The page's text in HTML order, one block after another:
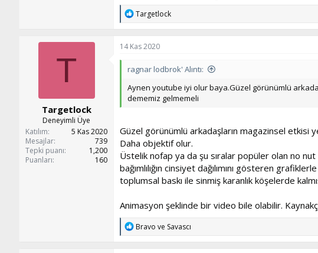
T
p
i
e
:
Targetlock
T
Targetlock
Deneyimli Üye
Katılım
5 Kas 2020
Mesajlar
739
Tepki puanı
1,200
Puanları
160
14 Kas 2020
ragnar lodbrok' Alıntı:
Aynen youtube iyi olur baya.Güzel görünümlü
dememiz gelmemeli
Güzel görünümlü arkadaşların magazinsel etkisi
Daha objektif olur.
Üstelik nofap ya da şu sıralar popüler olan no
bağımlılığın cinsiyet dağılımını gösteren
toplumsal baskı ile sinmiş karanlık köşelerde
Animasyon şeklinde bir video bile olabilir.
T
p
Bravo ve Savascı